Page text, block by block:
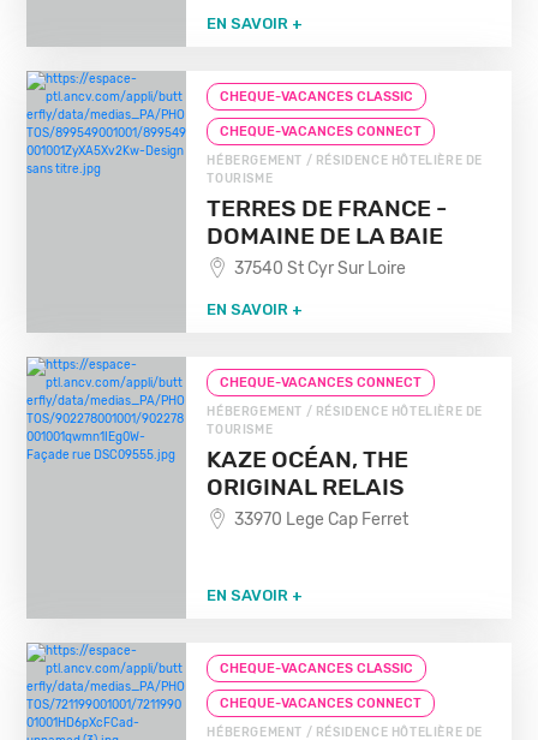
EN SAVOIR +
CHEQUE-VACANCES CLASSIC
CHEQUE-VACANCES CONNECT
HÉBERGEMENT / RÉSIDENCE HÔTELIÈRE DE
TOURISME
TERRES DE FRANCE -
DOMAINE DE LA BAIE
37540 St Cyr Sur Loire
EN SAVOIR +
CHEQUE-VACANCES CONNECT
HÉBERGEMENT / RÉSIDENCE HÔTELIÈRE DE
TOURISME
KAZE OCÉAN, THE
ORIGINAL RELAIS
33970 Lege Cap Ferret
EN SAVOIR +
CHEQUE-VACANCES CLASSIC
CHEQUE-VACANCES CONNECT
HÉBERGEMENT / RÉSIDENCE HÔTELIÈRE DE